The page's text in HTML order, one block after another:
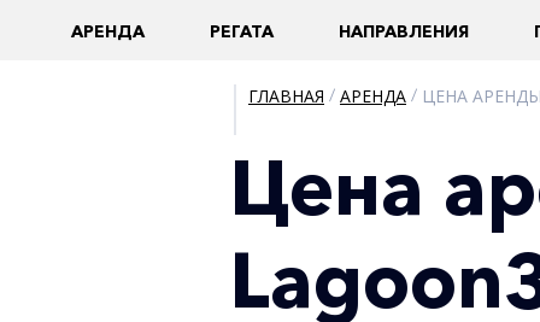
AРЕНДА РЕГАТА НАПРАВЛЕНИЯ
ГЛАВНАЯ / АРЕНДА / ЦЕНА
Цена